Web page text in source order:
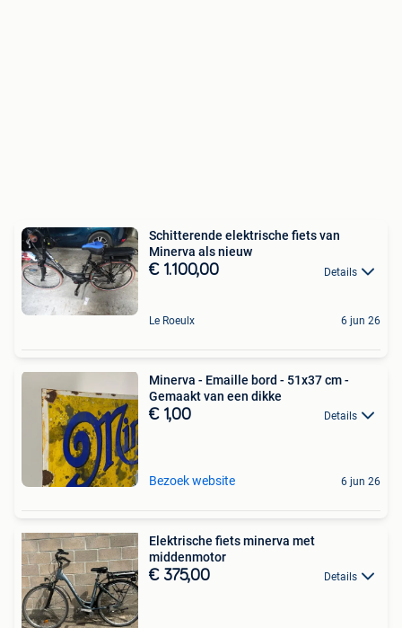
Schitterende elektrische fiets van
Minerva als nieuw
€ 1.100,00 Details
Le Roeulx 6 jun 26
Minerva - Emaille bord - 51x37 cm -
Gemaakt van een dikke
€ 1,00 Details
Bezoek website 6 jun 26
Elektrische fiets minerva met
middenmotor
€ 375,00 Details